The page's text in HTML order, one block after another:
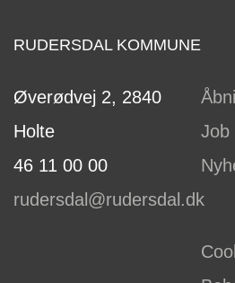
RUDERSDAL KOMMUNE
Øverødvej 2, 2840
Holte
46 11 00 00
rudersdal@rudersdal.dk
Job